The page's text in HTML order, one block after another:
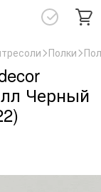
Полки
Черный